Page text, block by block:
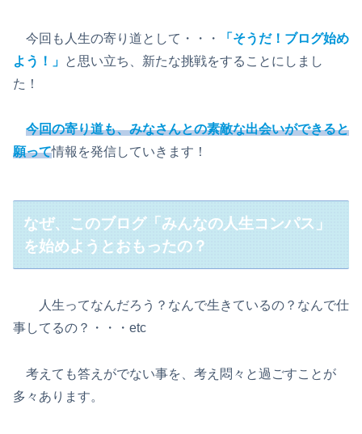
今回も人生の寄り道として・・・
「そうだ！ブログ始め
よう！」 と思い立ち、新たな挑戦をすることにしまし
た！
今回の寄り道も、みなさんとの素敵な出会いができると
願って情報を発信していきます！
なぜ、このブログ「みんなの人生コンパス」
を始めようとおもったの？
人生ってなんだろう？なんで生きているの？なんで仕
事してるの？・・・etc
考えても答えがでない事を、考え悶々と過ごすことが
多々あります。